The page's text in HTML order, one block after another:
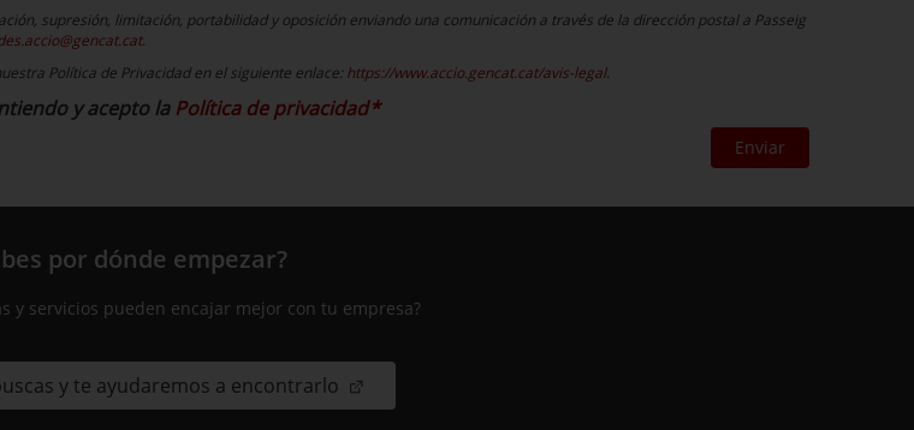
supresión, limitación, portabilidad y oposición enviando una comunicación a través de la dirección postal a Passeig
.
Política de Privacidad en el siguiente enlace: https://www.accio.gencat.cat/avis-legal.
y acepto la Política de privacidad
Enviar
por dónde empezar?
y servicios pueden encajar mejor con tu empresa?
y te ayudaremos a encontrarlo